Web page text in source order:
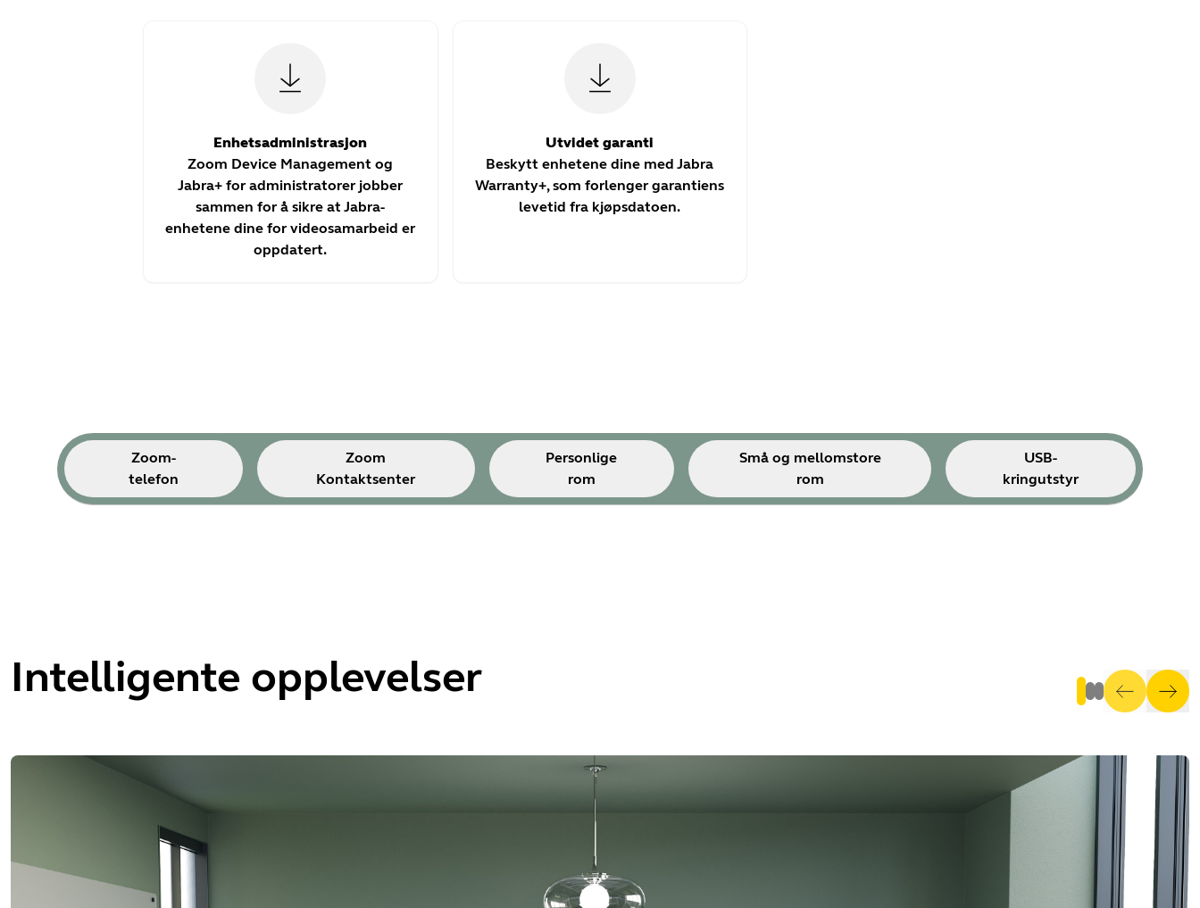
Enhetsadministrasjon
Zoom Device Management og
Jabra+ for administratorer jobber
sammen for å sikre at Jabra-
enhetene dine for videosamarbeid er
oppdatert.
Utvidet garanti
Beskytt enhetene dine med Jabra
Warranty+, som forlenger garantiens
levetid fra kjøpsdatoen.
Zoom-
telefon
Zoom
Kontaktsenter
Personlige
rom
Små og mellomstore
rom
USB-
kringutstyr
Intelligente opplevelser